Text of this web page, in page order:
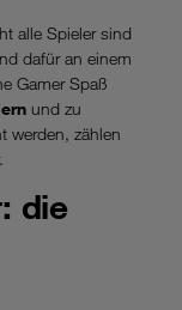
alle Spieler sind
dafür an einem
Gamer Spaß
und zu
werden, zählen
die